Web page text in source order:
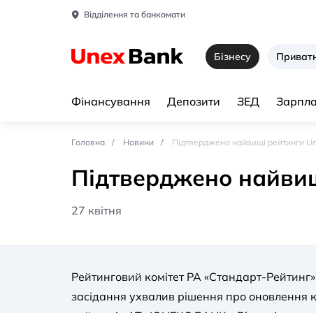
Відділення та банкомати
Бізнесу
Фінансування Депозити ЗЕД
Головна Новини Підтверджено найвищі рейтинги
Підтверджено
27 квітня
Рейтинговий комітет РА «Стандарт-
засідання ухвалив рішення про оновлення